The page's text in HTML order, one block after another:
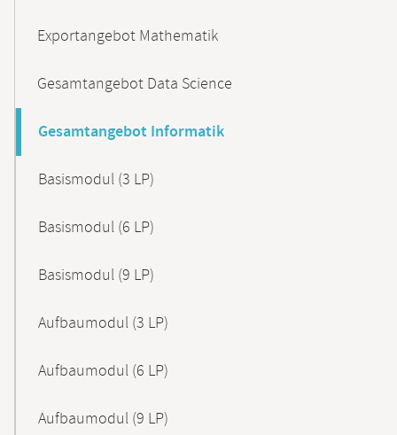
Exportangebot Mathematik
Gesamtangebot Data Science
Gesamtangebot Informatik
Basismodul (3 LP)
Basismodul (6 LP)
Basismodul (9 LP)
Aufbaumodul (3 LP)
Aufbaumodul (6 LP)
Aufbaumodul (9 LP)